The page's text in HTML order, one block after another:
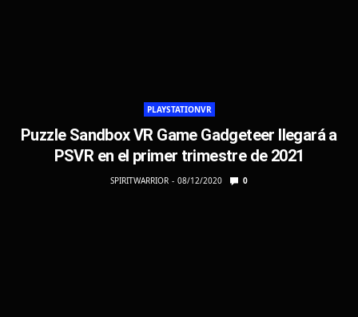
PLAYSTATIONVR
Puzzle Sandbox VR Game Gadgeteer llegará a
PSVR en el primer trimestre de 2021
SPIRITWARRIOR 08/12/2020 0